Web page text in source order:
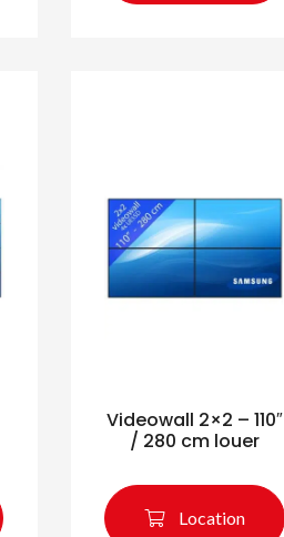
Videowall 2×2 – 110″
/ 280 cm louer
Location